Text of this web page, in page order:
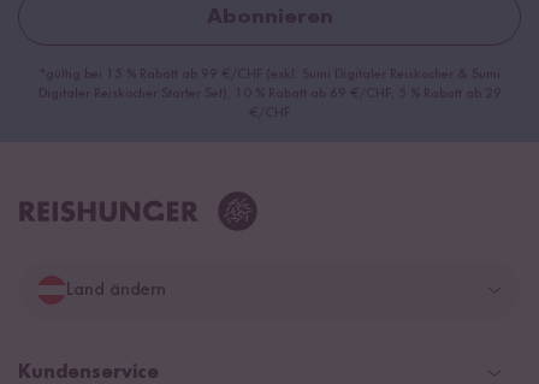
Abonnieren
*gültig bei 15 % Rabatt ab 99 €/CHF (exkl. Sumi Digitaler Reiskocher & Sumi
Digitaler Reiskocher Starter Set), 10 % Rabatt ab 69 €/CHF, 5 % Rabatt ab 29
€/CHF
Land ändern
Deutschland
Kundenservice